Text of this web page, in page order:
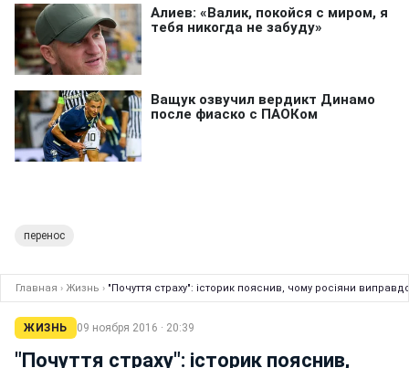
перенос
Главная › Жизнь › "Почуття страху": історик пояснив, чому росіяни
ЖИЗНЬ 09 ноября 2016 · 20:39
"Почуття страху": історик пояснив,